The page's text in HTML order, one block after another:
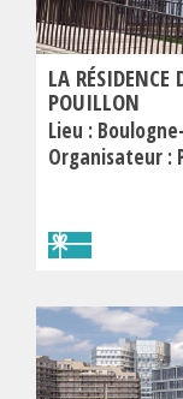
LA
POUILLON
Lieu :
Organisateur :